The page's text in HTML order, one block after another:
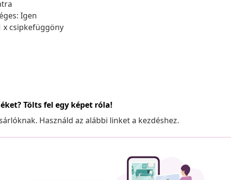
Igen
x csipkefüggöny
Tölts fel egy képet róla!
Használd az alábbi linket a kezdéshez.